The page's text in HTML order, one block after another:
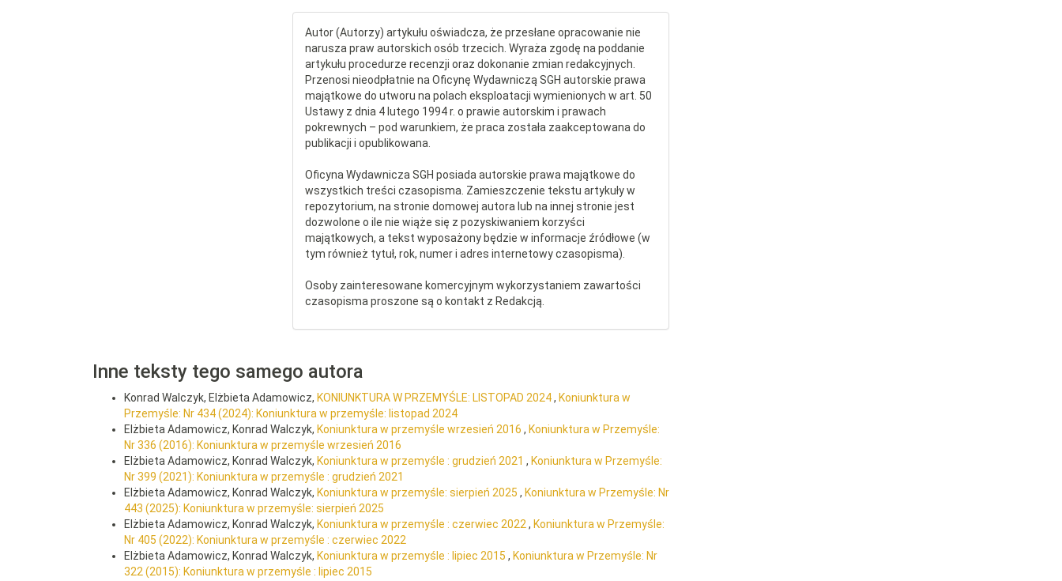
Autor (Autorzy) artykułu oświadcza, że przesłane opracowanie nie
narusza praw autorskich osób trzecich. Wyraża zgodę na poddanie
artykułu procedurze recenzji oraz dokonanie zmian redakcyjnych.
Przenosi nieodpłatnie na Oficynę Wydawniczą SGH autorskie prawa
majątkowe do utworu na polach eksploatacji wymienionych w art. 50
Ustawy z dnia 4 lutego 1994 r. o prawie autorskim i prawach
pokrewnych – pod warunkiem, że praca została zaakceptowana do
publikacji i opublikowana.
Oficyna Wydawnicza SGH posiada autorskie prawa majątkowe do
wszystkich treści czasopisma. Zamieszczenie tekstu artykuły w
repozytorium, na stronie domowej autora lub na innej stronie jest
dozwolone o ile nie wiąże się z pozyskiwaniem korzyści
majątkowych, a tekst wyposażony będzie w informacje źródłowe (w
tym również tytuł, rok, numer i adres internetowy czasopisma).
Osoby zainteresowane komercyjnym wykorzystaniem zawartości
czasopisma proszone są o kontakt z Redakcją.
Inne teksty tego samego autora
Konrad Walczyk, Elżbieta Adamowicz, KONIUNKTURA W PRZEMYŚLE: LISTOPAD 2024, Koniunktura w
Przemyśle: Nr 434 (2024): Koniunktura w przemyśle: listopad 2024
Elżbieta Adamowicz, Konrad Walczyk, Koniunktura w przemyśle wrzesień 2016 , Koniunktura w Przemyśle:
Nr 336 (2016): Koniunktura w przemyśle wrzesień 2016
Elżbieta Adamowicz, Konrad Walczyk, Koniunktura w przemyśle : grudzień 2021 , Koniunktura w Przemyśle:
Nr 399 (2021): Koniunktura w przemyśle : grudzień 2021
Elżbieta Adamowicz, Konrad Walczyk, Koniunktura w przemyśle: sierpień 2025 , Koniunktura w Przemyśle: Nr
443 (2025): Koniunktura w przemyśle: sierpień 2025
Elżbieta Adamowicz, Konrad Walczyk, Koniunktura w przemyśle : czerwiec 2022 , Koniunktura w Przemyśle:
Nr 405 (2022): Koniunktura w przemyśle : czerwiec 2022
Elżbieta Adamowicz, Konrad Walczyk, Koniunktura w przemyśle : lipiec 2015 , Koniunktura w Przemyśle: Nr
322 (2015): Koniunktura w przemyśle : lipiec 2015